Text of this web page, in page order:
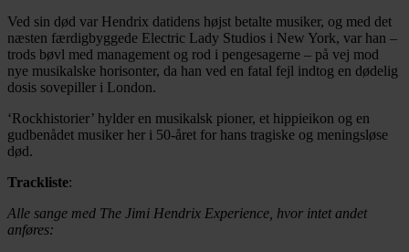
Ved sin død var Hendrix datidens højst betalte musiker, og med det
næsten færdigbyggede Electric Lady Studios i New York, var han –
trods bøvl med management og rod i pengesagerne – på vej mod
nye musikalske horisonter, da han ved en fatal fejl indtog en dødelig
dosis sovepiller i London.
‘Rockhistorier’ hylder en musikalsk pioner, et hippieikon og en
gudbenådet musiker her i 50-året for hans tragiske og meningsløse
død.
Trackliste:
Alle sange med The Jimi Hendrix Experience, hvor intet andet
anføres: